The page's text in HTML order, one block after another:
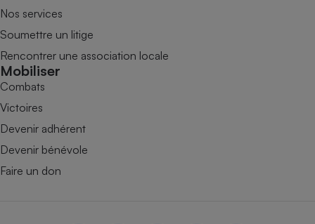
Nos services
Soumettre un litige
Rencontrer une association locale
Mobiliser
Combats
Victoires
Devenir adhérent
Devenir bénévole
Faire un don